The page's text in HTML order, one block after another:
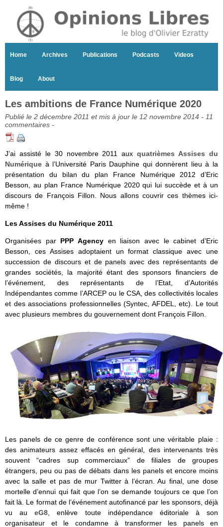
Home Archives Publications Podcasts Videos
Blog About
Les ambitions de France Numérique 2020
Publié le 2 décembre 2011 et mis à jour le 12 novembre 2014 - 11
commentaires -
J’ai assisté le 30 novembre 2011 auxquatrièmes Assises du
Numérique à l’Université Paris Dauphine qui donnèrent lieu à la
présentation du bilan du plan France Numérique 2012 d’Eric
Besson, au plan France Numérique 2020 qui lui succède et à un
discours de François Fillon. Nous allons couvrir ces thèmes ici-
même !
Les Assises du Numérique 2011
Organisées par PPP Agency en liaison avec le cabinet d’Eric
Besson, ces Assises adoptaient un format classique avec une
succession de discours et de panels avec des représentants de
grandes sociétés, la majorité étant des sponsors financiers de
l’événement, des représentants de l’Etat, d’Autorités
Indépendantes comme l’ARCEP ou le CSA, des collectivités locales
et des associations professionnelles (Syntec, AFDEL, etc). Le tout
avec plusieurs membres du gouvernement dont François Fillon.
Les panels de ce genre de conférence sont une véritable plaie :
des animateurs assez effacés en général, des intervenants très
souvent “cadres sup commerciaux” de filiales de groupes
étrangers, peu ou pas de débats dans les panels et encore moins
avec la salle et pas de mur Twitter à l’écran. Au final, une dose
mortelle d’ennui qui fait que l’on se demande toujours ce que l’on
fait là. Le format de l’événement autofinancé par les sponsors, déjà
vu aueG8 , enlève toute indépendance éditoriale à son
organisateur et le condamne à transformer les panels en